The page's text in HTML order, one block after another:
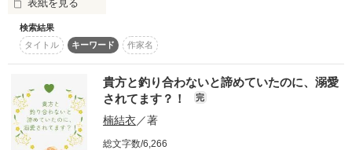
表紙を見る
こんな生活もう飽きたよ！！
森の里から人間界へ降りて色んな所を旅するんだ！！
作品を読む
検索結果
タイトル
キーワード 作家名
貴方と釣り合わないと諦めていたのに、溺愛
されてます？！
完
楠結衣／著
総文字数/6,266